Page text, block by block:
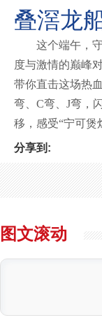
叠滘龙
这个端午，
度与激情的巅峰
带你直击这场热
弯、C弯、J弯，
移，感受“宁可煲
分享到:
图文滚动